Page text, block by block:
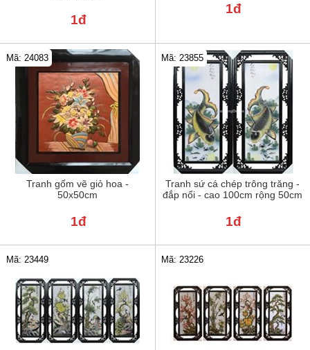
1đ
1đ
Tranh gốm vẽ giỏ hoa -
50x50cm
Mã: 24083
1đ
Tranh sứ cá chép trông trăng -
đắp nổi - cao 100cm rộng 50cm
Mã: 23855
1đ
Mã: 23449 Mã: 23226